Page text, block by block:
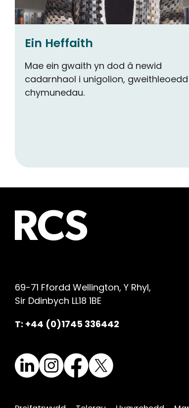
Ein Heffaith
Mae ein gwaith yn dod â newid
cadarnhaol i unigolion,
chymunedau.
69-71 Ffordd Wellington, Y Rhyl,
Sir Ddinbych LL18 1BE
T: +44 (0)1745 336442
LinkedInInstagram
Facebook